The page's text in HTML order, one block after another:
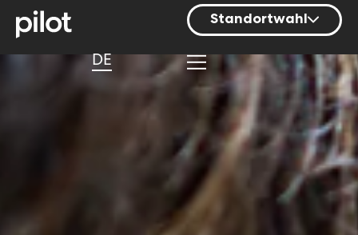
Standortwahl
Berlin
Hamburg
Mainz
München
Nürnberg
Stuttgart
DE